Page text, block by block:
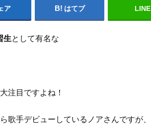
ア はてブ LINE
生として有名な
注目ですよね！
歌手デビューしているノアさんですが、